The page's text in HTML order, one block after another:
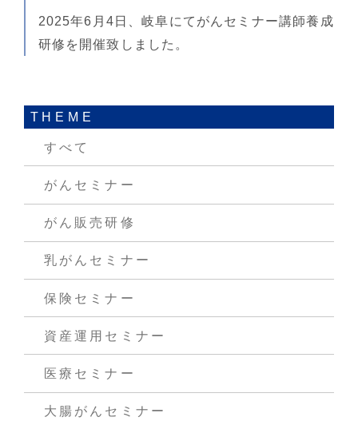
2025年6月4日、岐阜にてがんセミナー講師養成
研修を開催致しました。
THEME
すべて
がんセミナー
がん販売研修
乳がんセミナー
保険セミナー
資産運用セミナー
医療セミナー
大腸がんセミナー